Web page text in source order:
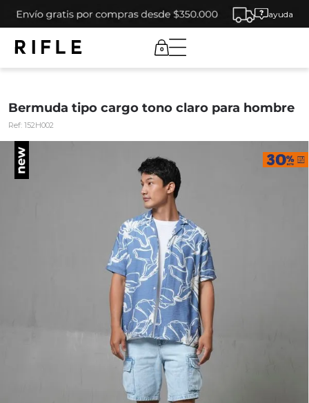
ayuda
0
Bermuda tipo cargo tono claro para hombre
Ref: 152H002